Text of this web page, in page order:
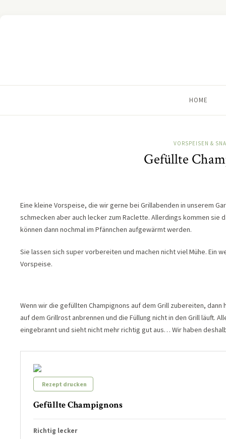
HOME
VORSPEISEN &
Gefüllte
Eine kleine Vorspeise, die wir gerne bei Grillabenden in unserem
schmecken aber auch lecker zum Raclette. Allerdings kommen sie
können dann nochmal im Pfännchen aufgewärmt werden.
Sie lassen sich super vorbereiten und machen nicht viel Mühe. Ein
Vorspeise.
Wenn wir die gefüllten Champignons auf dem Grill zubereiten,
auf dem Grillrost anbrennen und die Füllung nicht in den Grill läuft.
eingebrannt und sieht nicht mehr richtig gut aus… Wir haben
Rezept drucken
Gefüllte Champignons
Richtig lecker